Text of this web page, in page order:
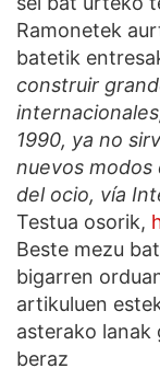
Ramonetek
batetik
construir
1990, ya no
nuevos modos
del ocio, vía
Testua osorik,
Beste mezu
bigarren
artikuluen
asterako
beraz